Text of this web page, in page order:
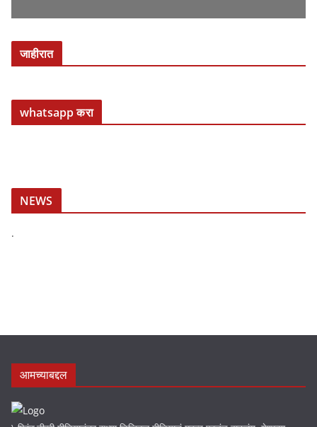
जाहीरात
whatsapp करा
NEWS
.
आमच्याबद्दल